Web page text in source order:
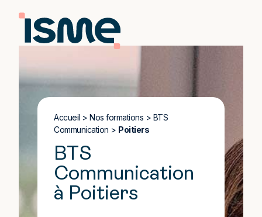
Accueil > Nos formations > BTS
Communication > Poitiers
BTS
Communication
à Poitiers